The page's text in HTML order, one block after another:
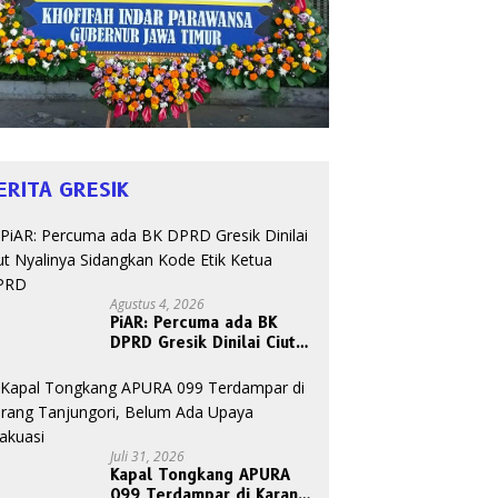
GRESIK
Agustus 4, 2026
PiAR: Percuma ada BK
DPRD Gresik Dinilai Ciut
Etik Ketua DPRD
Juli 31, 2026
Kapal Tongkang APURA